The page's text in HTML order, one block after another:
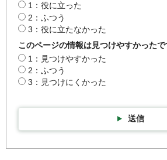
1：役に立った
2：ふつう
3：役に立たなかった
このページの情報は見つけやすかったで
1：見つけやすかった
2：ふつう
3：見つけにくかった
送信